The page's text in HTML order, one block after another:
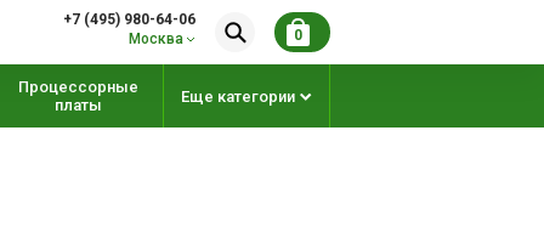
+7 (495) 980-64-06
Москва
0
Процессорные
платы
Еще категории